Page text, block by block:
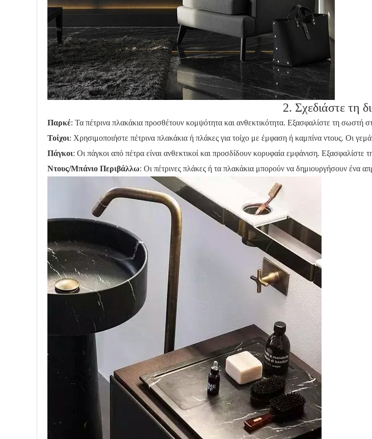
2. Σχεδιάστε τη
Παρκέ: Τα πέτρινα πλακάκια προσθέτουν κομψότητα και ανθεκτικότητα. Εξασφαλίστε τη σωστή
Τοίχοι: Χρησιμοποιήστε πέτρινα πλακάκια ή πλάκες για τοίχο με έμφαση ή καμπίνα ντους. Οι
Πάγκοι: Οι πάγκοι από πέτρα είναι ανθεκτικοί και προσδίδουν κορυφαία εμφάνιση. Εξασφαλίστε
Ντους/Μπάνιο Περιβάλλω: Οι πέτρινες πλάκες ή τα πλακάκια μπορούν να δημιουργήσουν ένα